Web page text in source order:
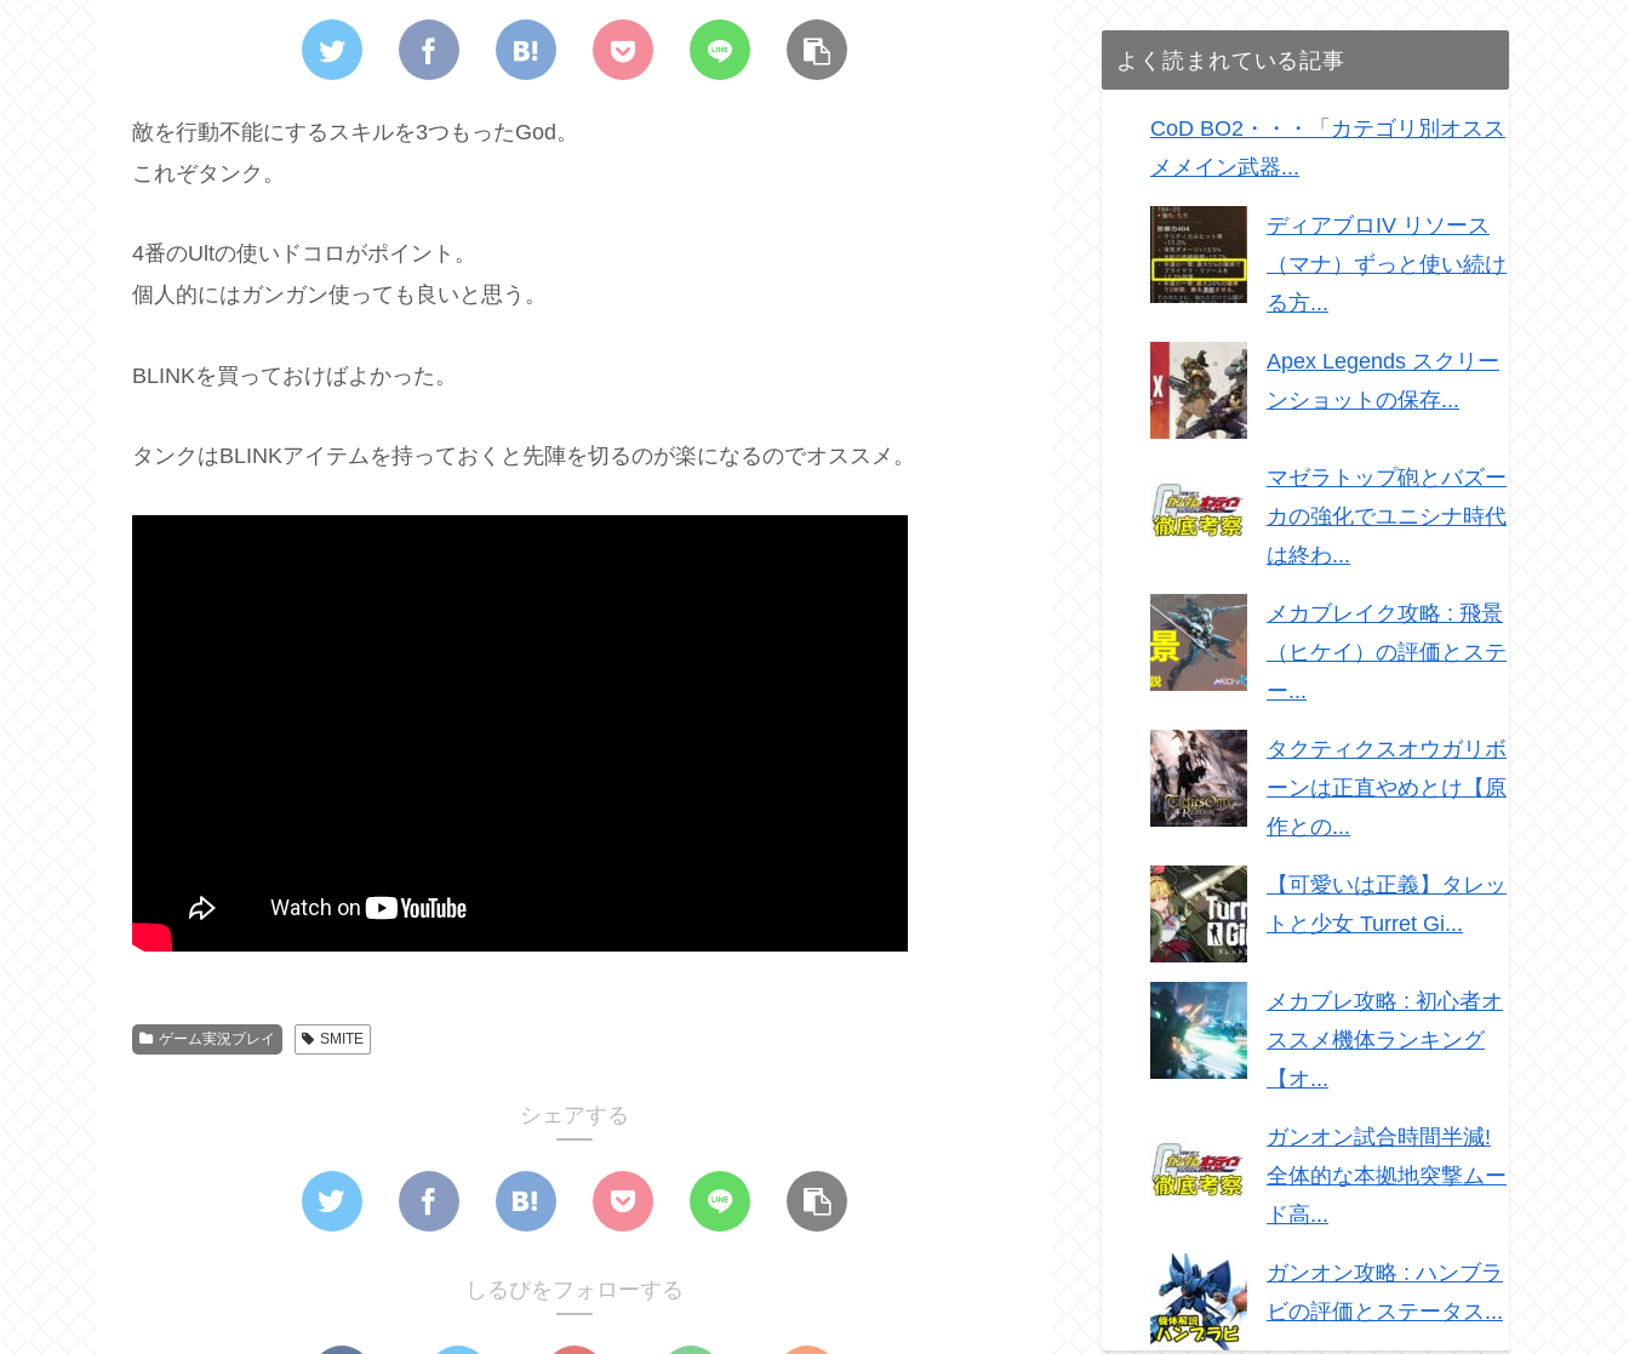
敵を行動不能にするスキルを3つもったGod。
これぞタンク。
4番のUltの使いドコロがポイント。
個人的にはガンガン使っても良いと思う。
BLINKを買っておけばよかった。
タンクはBLINKアイテムを持っておくと先陣を切るのが楽になるのでオススメ。
ゲーム実況プレイ SMITE
シェアする
しるびをフォローする
よく読まれている記事
CoD BO2・・・「カテゴリ別オスス
メメイン武器...
ディアブロIV リソース
（マナ）ずっと使い続け
る方...
Apex Legends スクリー
ンショットの保存...
マゼラトップ砲とバズー
カの強化でユニシナ時代
は終わ...
メカブレイク攻略 : 飛景
（ヒケイ）の評価とステ
ー...
タクティクスオウガリボ
ーンは正直やめとけ【原
作との...
【可愛いは正義】タレッ
トと少女 Turret Gi...
メカブレ攻略 : 初心者オ
ススメ機体ランキング
【オ...
ガンオン試合時間半減!
全体的な本拠地突撃ムー
ド高...
ガンオン攻略 : ハンブラ
ビの評価とステータス...